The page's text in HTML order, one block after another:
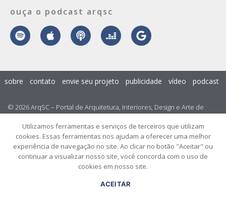
ouça o podcast arqsc
© 2026 ArqSC – Portal de Arquitetura, Interiores, Design e Arte de
sobre contato envie seu projeto publicidade vídeo podcast
Utilizamos ferramentas e serviços de terceiros que utilizam
cookies. Essas ferramentas nos ajudam a oferecer uma melhor
experiência de navegação no site. Ao clicar no botão "Aceitar" ou
continuar a visualizar nosso site, você concorda com o uso de
cookies em nosso site.
ACEITAR